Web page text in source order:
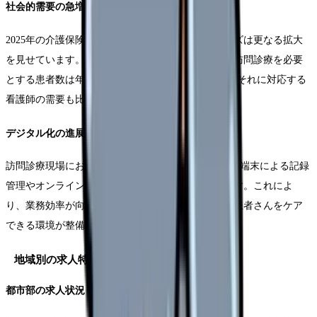
社会的需要の急増
2025年の介護保険制度改正に伴い、在宅医療のニーズは更なる拡大
を見せています。特に、後期高齢者の増加により、訪問診療を必要
とする患者数は年間約8%のペースで増加しており、それに対応する
看護師の需要も比例して高まっています。
デジタル化の進展
訪問診療現場におけるICTの活用が進み、タブレット端末による記録
管理やオンラインでの多職種連携が一般化しています。これによ
り、業務効率が向上し、一人の看護師がより多くの患者さんをケア
できる環境が整備されています。
地域別の求人特性と動向
都市部の求人状況